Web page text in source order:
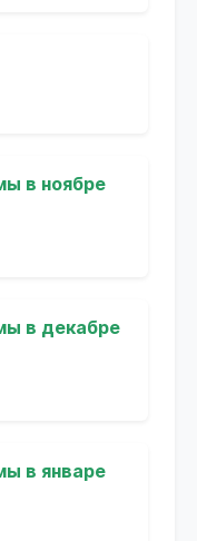
в ноябре
в декабре
в январе